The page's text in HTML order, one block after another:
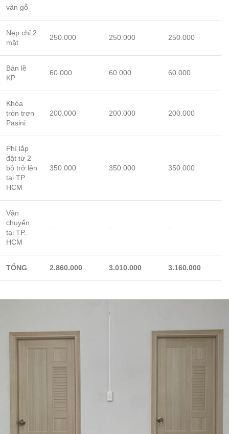
vân gỗ
Nẹp chỉ 2
mặt
250.000 250.000 250.000
Bản lề
KP
60.000 60.000 60.000
Khóa
tròn trơn
Pasini
200.000 200.000 200.000
Phí lắp
đặt từ 2
bộ trở lên
tại TP.
HCM
350.000 350.000 350.000
Vận
chuyển
tại TP.
HCM
– – –
TỔNG 2.860.000 3.010.000 3.160.000